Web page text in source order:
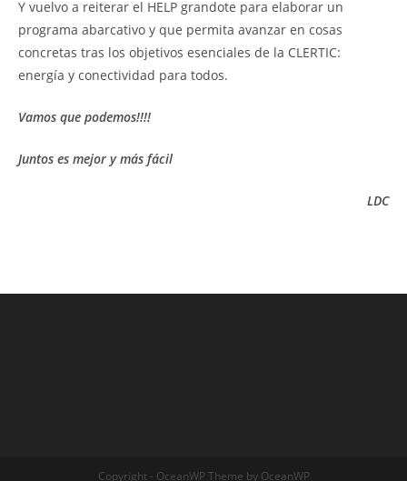
Y vuelvo a reiterar el HELP grandote para elaborar un
programa abarcativo y que permita avanzar en cosas
concretas tras los objetivos esenciales de la CLERTIC:
energía y conectividad para todos.
Vamos que podemos!!!!
Juntos es mejor y más fácil
LDC
Copyright - OceanWP Theme by OceanWP